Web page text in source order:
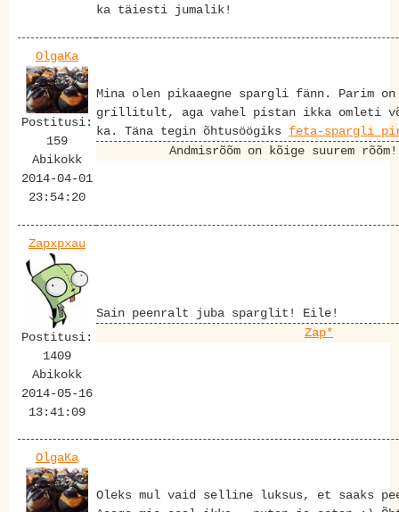
ka täiesti jumalik!
OlgaKa
Postitusi:
159
Abikokk
2014-04-01
23:54:20
Mina olen pikaaegne spargli fänn. Parim
grillitult, aga vahel pistan ikka omleti
ka. Täna tegin õhtusöögiks feta-spargli
Andmisrõõm on kõige suurem
Zapxpxau
Postitusi:
1409
Abikokk
2014-05-16
13:41:09
Sain peenralt juba sparglit! Eile!
Zap*
OlgaKa
Oleks mul vaid selline luksus, et saaks